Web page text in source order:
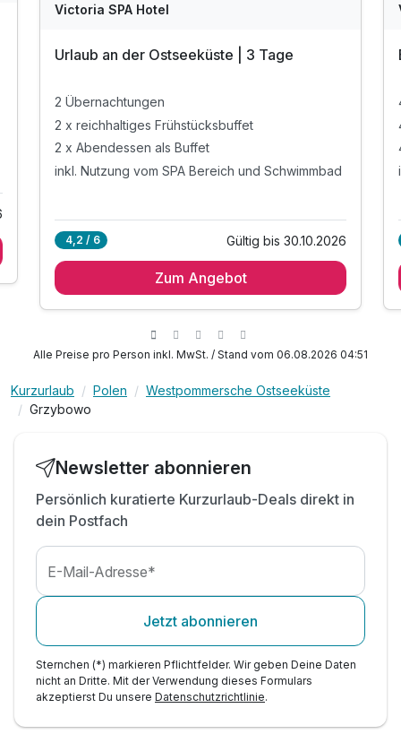
Victoria SPA Hotel
Urlaub an der Ostseeküste | 3 Tage
2 Übernachtungen
2 x reichhaltiges Frühstücksbuffet
2 x Abendessen als Buffet
inkl. Nutzung vom SPA Bereich und Schwimmbad
4,2 / 6 Gültig bis 30.10.2026
Zum Angebot
Alle Preise pro Person inkl. MwSt. / Stand vom 06.08.2026 04:51
Kurzurlaub Polen
Westpommersche Ostseeküste
Grzybowo
Newsletter abonnieren
Persönlich kuratierte Kurzurlaub-Deals direkt in
dein Postfach
E-Mail-Adresse*
Jetzt abonnieren
Sternchen (*) markieren Pflichtfelder. Wir geben Deine Daten
nicht an Dritte. Mit der Verwendung dieses Formulars
akzeptierst Du unsere Datenschutzrichtlinie.